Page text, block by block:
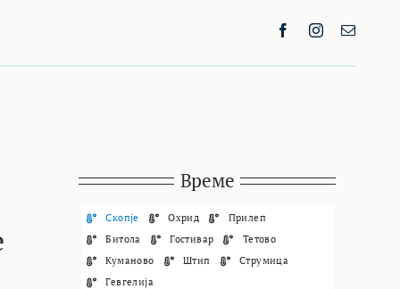
Време
Скопје Охрид
Прилеп
Битола
Гостивар
Тетово
Куманово
Штип
Струмица
Гевгелија